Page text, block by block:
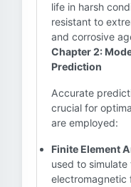
life in harsh
resistant to
and corrosive
Chapter 2:
Prediction
Accurate
crucial for
are employed:
Finite Element
used to
electromagnetic